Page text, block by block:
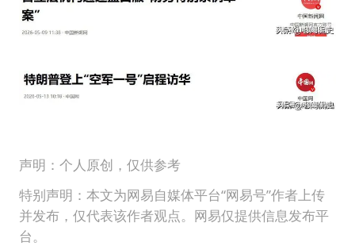
声明：个人原创，仅供参考
特别声明：本文为网易自媒体平台“网易号”作者上传
并发布，仅代表该作者观点。网易仅提供信息发布平
台。